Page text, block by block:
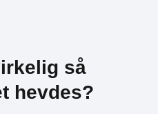
så
hevdes?